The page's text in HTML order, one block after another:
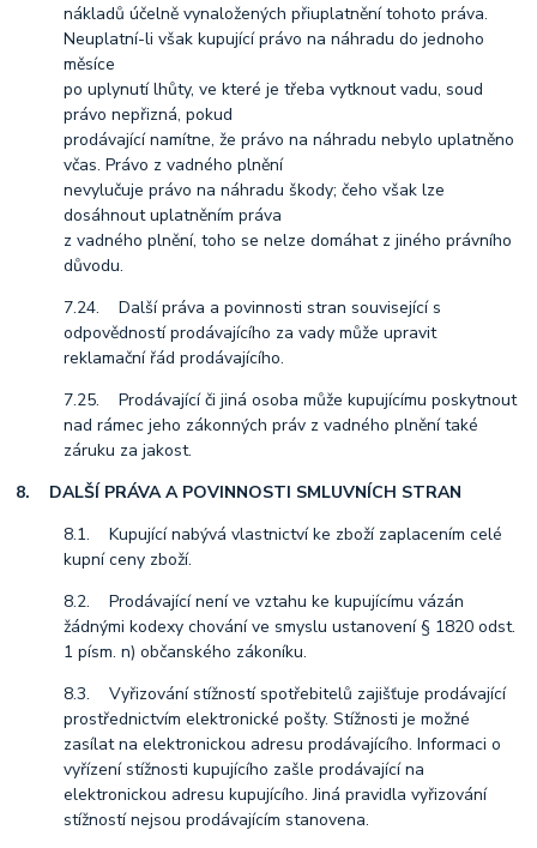
nákladů účelně vynaložených přiuplatnění tohoto práva.
Neuplatní-li však kupující právo na náhradu do jednoho
měsíce
po uplynutí lhůty, ve které je třeba vytknout vadu, soud
právo nepřizná, pokud
prodávající namítne, že právo na náhradu nebylo uplatněno
včas. Právo z vadného plnění
nevylučuje právo na náhradu škody; čeho však lze
dosáhnout uplatněním práva
z vadného plnění, toho se nelze domáhat z jiného právního
důvodu.
7.24. Další práva a povinnosti stran související s
odpovědností prodávajícího za vady může upravit
reklamační řád prodávajícího.
7.25. Prodávající či jiná osoba může kupujícímu poskytnout
nad rámec jeho zákonných práv z vadného plnění také
záruku za jakost.
8. DALŠÍ PRÁVA A POVINNOSTI SMLUVNÍCH STRAN
8.1. Kupující nabývá vlastnictví ke zboží zaplacením celé
kupní ceny zboží.
8.2. Prodávající není ve vztahu ke kupujícímu vázán
žádnými kodexy chování ve smyslu ustanovení § 1820 odst.
1 písm. n) občanského zákoníku.
8.3. Vyřizování stížností spotřebitelů zajišťuje prodávající
prostřednictvím elektronické pošty. Stížnosti je možné
zasílat na elektronickou adresu prodávajícího. Informaci o
vyřízení stížnosti kupujícího zašle prodávající na
elektronickou adresu kupujícího. Jiná pravidla vyřizování
stížností nejsou prodávajícím stanovena.